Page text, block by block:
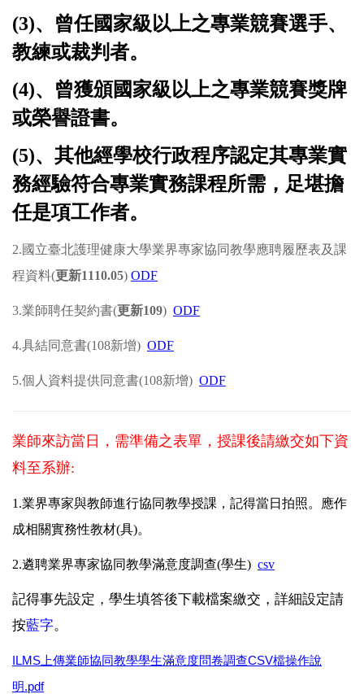
(3)、曾任國家級以上之專業競賽選手、
教練或裁判者。
(4)、曾獲頒國家級以上之專業競賽獎牌
或榮譽證書。
(5)、其他經學校行政程序認定其專業實
務經驗符合專業實務課程所需，足堪擔
任是項工作者。
2.國立臺北護理健康大學業界專家協同教學應聘履歷表及課
程資料(更新1110.05) ODF
3.業師聘任契約書(更新109) ODF
4.具結同意書(108新增) ODF
5.個人資料提供同意書(108新增) ODF
業師來訪當日，需準備之表單，授課後請繳交如下資
料至系辦:
1.業界專家與教師進行協同教學授課，記得當日拍照。應作
成相關實務性教材(具)。
2.遴聘業界專家協同教學滿意度調查(學生) csv
記得事先設定，學生填答後下載檔案繳交，詳細設定請
按藍字。
ILMS 上傳業師協同教學學生滿意度問卷調查CSV檔操作說
明.pdf